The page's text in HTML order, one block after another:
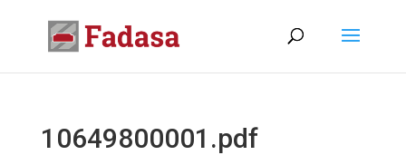
10649800001.pdf